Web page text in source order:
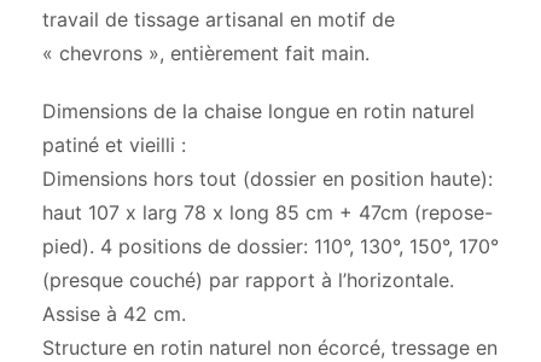
travail de tissage artisanal en motif de
« chevrons », entièrement fait main.
Dimensions de la chaise longue en rotin naturel
patiné et vieilli :
Dimensions hors tout (dossier en position haute):
haut 107 x larg 78 x long 85 cm + 47cm (repose-
pied). 4 positions de dossier: 110°, 130°, 150°, 170°
(presque couché) par rapport à l’horizontale.
Assise à 42 cm.
Structure en rotin naturel non écorcé, tressage en